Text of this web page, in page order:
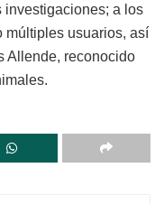
investigaciones; a los
múltiples usuarios, así
Allende, reconocido